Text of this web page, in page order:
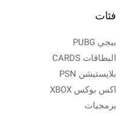
فئات
ببجي PUBG
البطاقات CARDS
بلايستيشن PSN
اكس بوكس XBOX
برمجيات